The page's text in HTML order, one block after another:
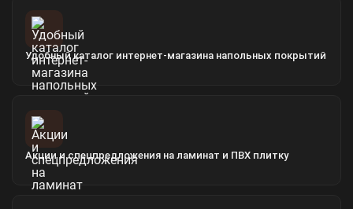
Удобный каталог интернет-магазина напольных покрытий
Акции и спецпредложения на ламинат и ПВХ плитку